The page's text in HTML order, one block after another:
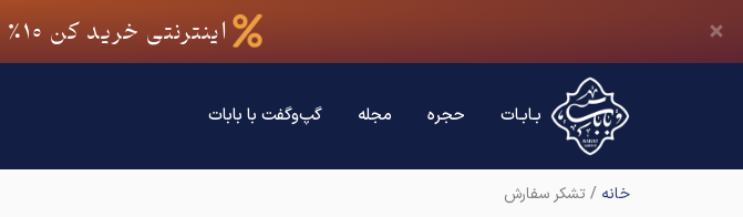
اینترنتی خرید کن 10٪
بـابـات حجره مجله گپ‌وگفت با بابات
خانه / تشکر سفارش